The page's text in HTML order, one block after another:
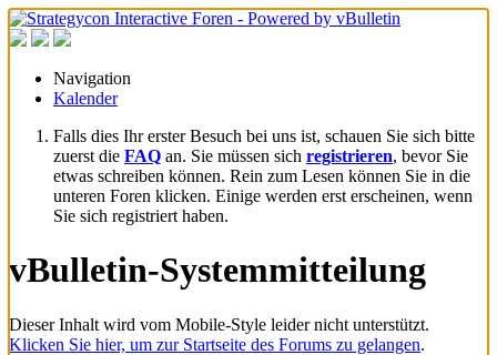
Navigation
Kalender
Falls dies Ihr erster Besuch bei uns ist, schauen Sie sich bitte
zuerst die FAQ an. Sie müssen sich registrieren, bevor Sie
etwas schreiben können. Rein zum Lesen können Sie in die
unteren Foren klicken. Einige werden erst erscheinen, wenn
Sie sich registriert haben.
vBulletin-Systemmitteilung
Dieser Inhalt wird vom Mobile-Style leider nicht unterstützt.
Klicken Sie hier, um zur Startseite des Forums zu gelangen.